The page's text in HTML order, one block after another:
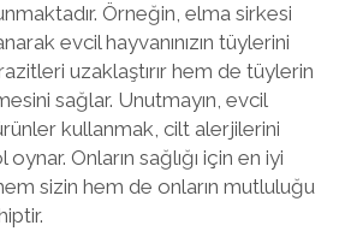
Örneğin, elma sirkesi
evcil hayvanınızın tüylerini
uzaklaştırır hem de tüylerin
sağlar. Unutmayın, evcil
kullanmak, cilt alerjilerini
Onların sağlığı için en iyi
sizin hem de onların mutluluğu